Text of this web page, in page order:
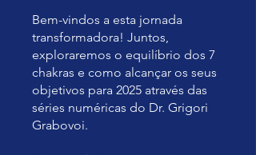
Bem-vindos a esta jornada
transformadora! Juntos,
exploraremos o equilíbrio dos 7
chakras e como alcançar os seus
objetivos para 2025 através das
séries numéricas do Dr. Grigori
Grabovoi.